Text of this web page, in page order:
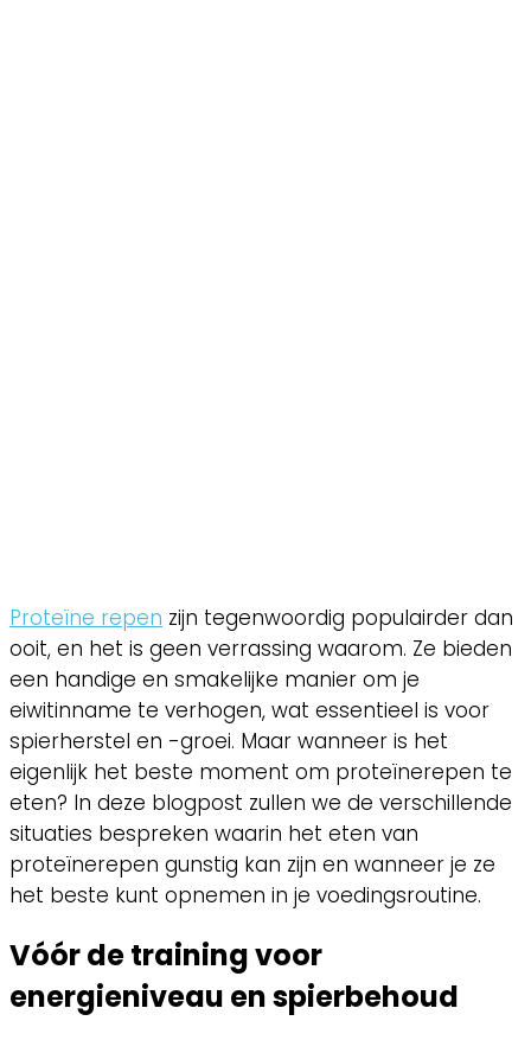
Proteïne repen zijn tegenwoordig populairder dan
ooit, en het is geen verrassing waarom. Ze bieden
een handige en smakelijke manier om je
eiwitinname te verhogen, wat essentieel is voor
spierherstel en -groei. Maar wanneer is het
eigenlijk het beste moment om proteïnerepen te
eten? In deze blogpost zullen we de verschillende
situaties bespreken waarin het eten van
proteïnerepen gunstig kan zijn en wanneer je ze
het beste kunt opnemen in je voedingsroutine.
Vóór de training voor
energieniveau en spierbehoud